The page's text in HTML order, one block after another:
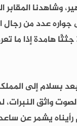
المقابر
جواره عدد من
هامدة إذا ما
يحقق أمله فقد غادروها في
واثق النبرات،
رأيناه يشمر عن